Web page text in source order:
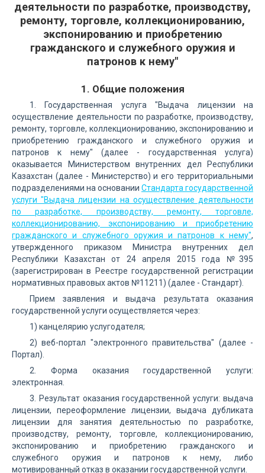
деятельности по разработке, производству,
ремонту, торговле, коллекционированию,
экспонированию и приобретению
гражданского и служебного оружия и
патронов к нему"
1. Общие положения
1. Государственная услуга "Выдача лицензии на
осуществление деятельности по разработке, производству,
ремонту, торговле, коллекционированию, экспонированию и
приобретению гражданского и служебного оружия и
патронов к нему" (далее - государственная услуга)
оказывается Министерством внутренних дел Республики
Казахстан (далее - Министерство) и его территориальными
подразделениями на основании Стандарта государственной
услуги "Выдача лицензии на осуществление деятельности
по разработке, производству, ремонту, торговле,
коллекционированию, экспонированию и приобретению
гражданского и служебного оружия и патронов к нему",
утвержденного приказом Министра внутренних дел
Республики Казахстан от 24 апреля 2015 года №395
(зарегистрирован в Реестре государственной регистрации
нормативных правовых актов №11211) (далее - Стандарт).
Прием заявления и выдача результата оказания
государственной услуги осуществляется через:
1) канцелярию услугодателя;
2) веб-портал "электронного правительства" (далее -
Портал).
2. Форма оказания государственной услуги:
электронная.
3. Результат оказания государственной услуги: выдача
лицензии, переоформление лицензии, выдача дубликата
лицензии для занятия деятельностью по разработке,
производству, ремонту, торговле, коллекционированию,
экспонированию и приобретению гражданского и
служебного оружия и патронов к нему, либо
мотивированный отказ в оказании государственной услуги.